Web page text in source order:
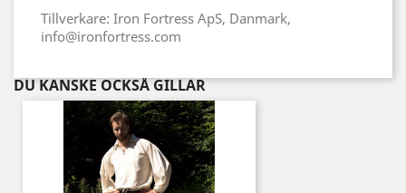
Tillverkare: Iron Fortress ApS, Danmark,
info@ironfortress.com
DU KANSKE OCKSÅ GILLAR